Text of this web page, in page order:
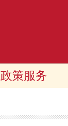
政策服务